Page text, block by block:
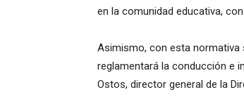
en la comunidad educativa,
Asimismo, con esta normativa
reglamentará la conducción e
Ostos, director general de la